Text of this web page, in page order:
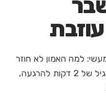
למה האמון לא חוזר
מהר, מה נורמלי ומה לא, תרגיל של 2 דקות להרגעה,